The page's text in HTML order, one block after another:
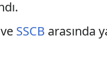
ve SSCB arasında